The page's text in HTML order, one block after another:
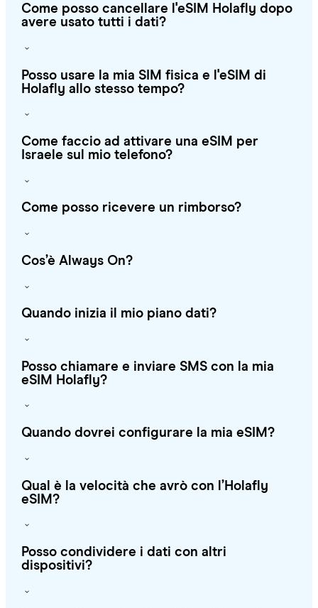
Come posso cancellare l'eSIM Holafly dopo
avere usato tutti i dati?
Posso usare la mia SIM fisica e l'eSIM di
Holafly allo stesso tempo?
Come faccio ad attivare una eSIM per
Israele sul mio telefono?
Come posso ricevere un rimborso?
Cos’è Always On?
Quando inizia il mio piano dati?
Posso chiamare e inviare SMS con la mia
eSIM Holafly?
Quando dovrei configurare la mia eSIM?
Qual è la velocità che avrò con l’Holafly
eSIM?
Posso condividere i dati con altri
dispositivi?